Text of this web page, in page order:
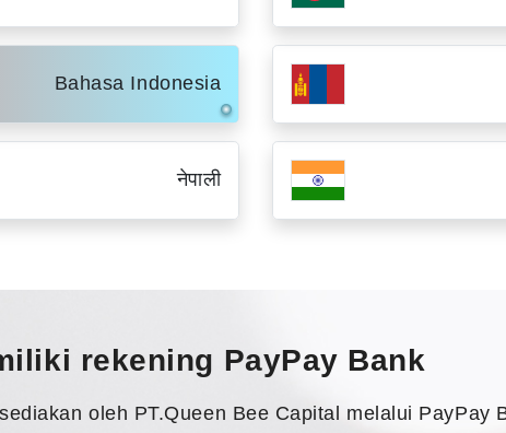
Bahasa Indonesia
नेपाली
rekening PayPay Bank
oleh PT.Queen Bee Capital melalui PayPay